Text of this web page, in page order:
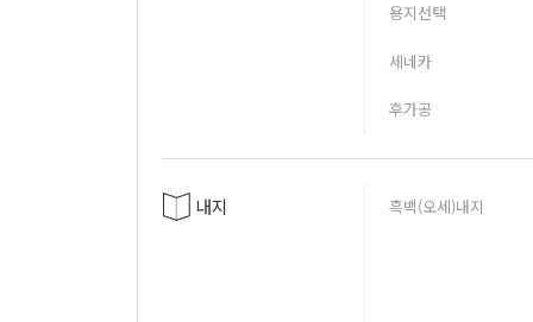
용지선택
세네카
후가공
내지 흑백(오세)내지